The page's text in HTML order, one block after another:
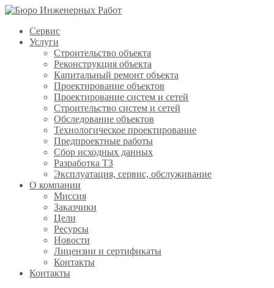
Сервис
Услуги
Строительство объекта
Реконструкция объекта
Капитальный ремонт объекта
Проектирование объектов
Проектирование систем и сетей
Строительство систем и сетей
Обследование объектов
Технологическое проектирование
Предпроектные работы
Сбор исходных данных
Разработка ТЗ
Эксплуатация, сервис, обслуживание
О компании
Миссия
Заказчики
Цели
Ресурсы
Новости
Лицензии и сертификаты
Контакты
Контакты